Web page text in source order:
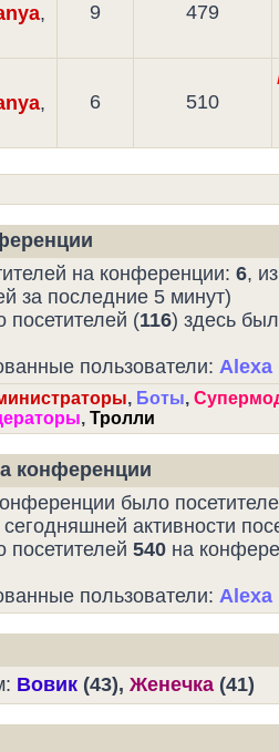
,
9 479
,
6 510
на конференции: 6,
за последние 5 минут)
посетителей (116) здесь
пользователи: Alexa
, Боты,
, Тролли
конференции
было
активности
посетителей 540 на
пользователи: Alexa
Вовик (43), Женечка (41)